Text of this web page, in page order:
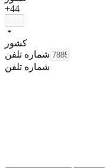
+44
کشور
شماره تلفن
شماره تلفن